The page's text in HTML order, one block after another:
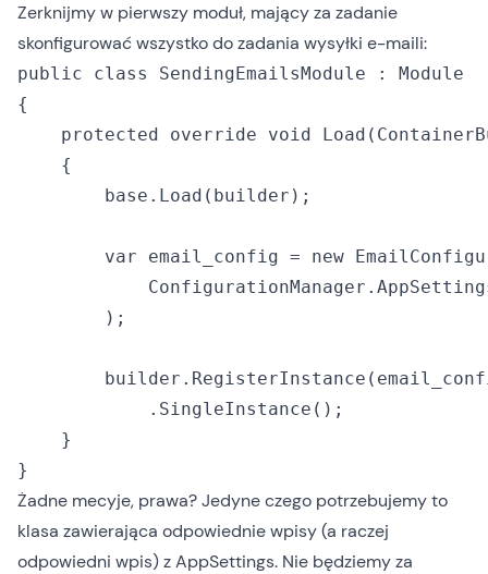
Zerknijmy w pierwszy moduł, mający za zadanie
skonfigurować wszystko do zadania wysyłki e-maili:
public class SendingEmailsModule : Module
{
protected override void
    {
        base.Load(builder);
var email_config = new
        );
            .SingleInstance();
    }
Żadne mecyje, prawa? Jedyne czego potrzebujemy to
klasa zawierająca odpowiednie wpisy (a raczej
odpowiedni wpis) z AppSettings. Nie będziemy za